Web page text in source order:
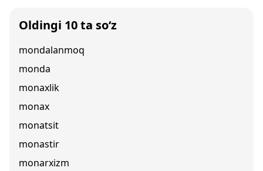
Oldingi 10 ta so‘z
mondalanmoq
monda
monaxlik
monax
monatsit
monastir
monarxizm